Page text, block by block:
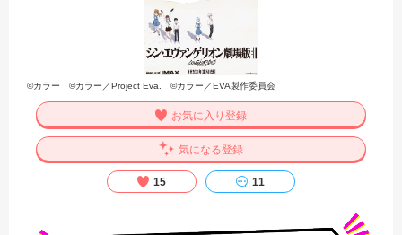
©カラー ©カラー／Project Eva. ©カラー／EVA製作委員会
お気に入り登録
気になる登録
15 11